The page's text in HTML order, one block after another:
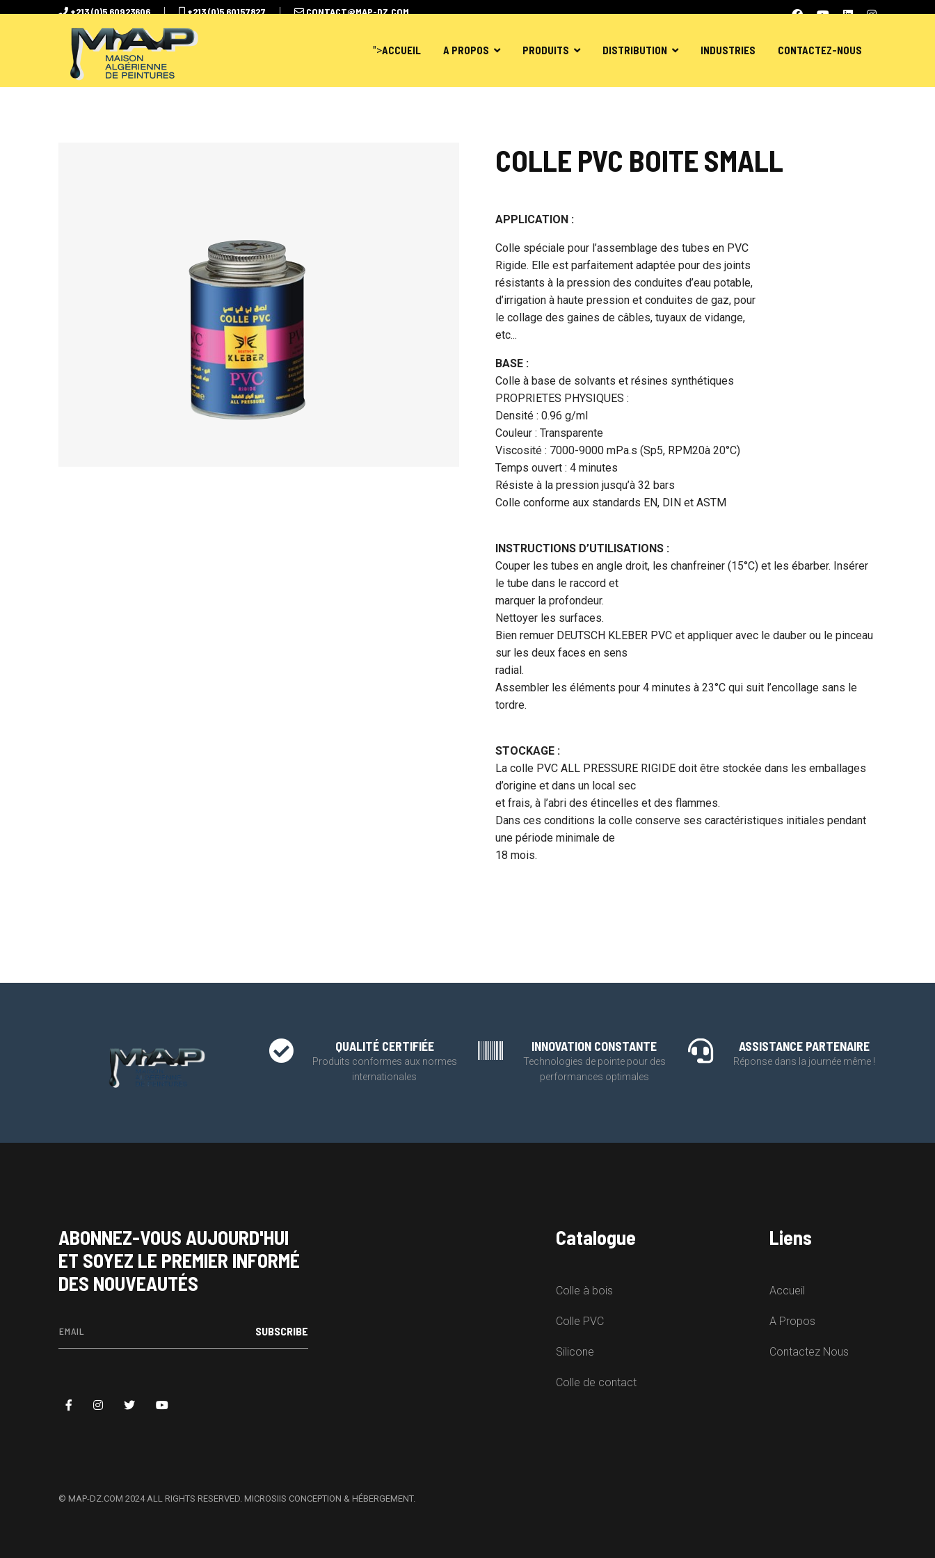
+213 (0)5 60923606 +213 (0)5 60157827 CONTACT@MAP-DZ.COM
">ACCUEIL A PROPOS PRODUITS DISTRIBUTION INDUSTRIES CONTACTEZ-NOUS
COLLE PVC BOITE SMALL
APPLICATION :
Colle spéciale pour l’assemblage des tubes en PVC
Rigide. Elle est parfaitement adaptée pour des joints
résistants à la pression des conduites d’eau potable,
d’irrigation à haute pression et conduites de gaz, pour
le collage des gaines de câbles, tuyaux de vidange,
etc...
BASE :
Colle à base de solvants et résines synthétiques
PROPRIETES PHYSIQUES :
Densité : 0.96 g/ml
Couleur : Transparente
Viscosité : 7000-9000 mPa.s (Sp5, RPM20à 20°C)
Temps ouvert : 4 minutes
Résiste à la pression jusqu’à 32 bars
Colle conforme aux standards EN, DIN et ASTM
INSTRUCTIONS D’UTILISATIONS :
Couper les tubes en angle droit, les chanfreiner (15°C) et les ébarber. Insérer
le tube dans le raccord et
marquer la profondeur.
Nettoyer les surfaces.
Bien remuer DEUTSCH KLEBER PVC et appliquer avec le dauber ou le pinceau
sur les deux faces en sens
radial.
Assembler les éléments pour 4 minutes à 23°C qui suit l’encollage sans le
tordre.
STOCKAGE :
La colle PVC ALL PRESSURE RIGIDE doit être stockée dans les emballages
d’origine et dans un local sec
et frais, à l’abri des étincelles et des flammes.
Dans ces conditions la colle conserve ses caractéristiques initiales pendant
une période minimale de
18 mois.
QUALITÉ CERTIFIÉE
Produits conformes aux normes
internationales
INNOVATION CONSTANTE
Technologies de pointe pour des
performances optimales
ASSISTANCE PARTENAIRE
Réponse dans la journée même !
ABONNEZ-VOUS AUJOURD'HUI
ET SOYEZ LE PREMIER INFORMÉ
DES NOUVEAUTÉS
SUBSCRIBE
Catalogue
Colle à bois
Colle PVC
Silicone
Colle de contact
Liens
Accueil
A Propos
Contactez Nous
© MAP-DZ.COM 2024 ALL RIGHTS RESERVED. MICROSIIS CONCEPTION & HÉBERGEMENT.